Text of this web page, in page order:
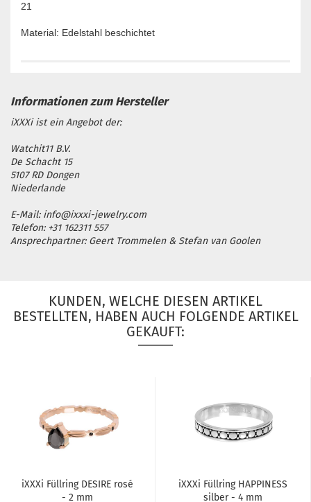
21
Material: Edelstahl beschichtet
iXXXi ist ein Angebot der:
Watchit11 B.V.
De Schacht 15
5107 RD Dongen
Niederlande
E-Mail: info@ixxxi-jewelry.com
Telefon: +31 162311 557
Ansprechpartner: Geert Trommelen & Stefan van Goolen
KUNDEN, WELCHE DIESEN ARTIKEL
BESTELLTEN, HABEN AUCH FOLGENDE ARTIKEL
GEKAUFT:
iXXXi Füll­ring DE­SI­RE rosé
- 2 mm
iXXXi Füll­ring HAP­PI­NESS
sil­ber - 4 mm